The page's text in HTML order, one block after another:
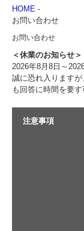
HOME -
お問い合わせ
お問い合わせ
＜休業のお知らせ＞
2026年8月8日～
誠に恐れ入ります
も回答に時間を要
注意事項